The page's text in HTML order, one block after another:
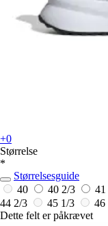
+0
Størrelse
*
Størrelsesguide
40
40 2/3 41
44 2/3
45 1/3 46
Dette felt er påkrævet